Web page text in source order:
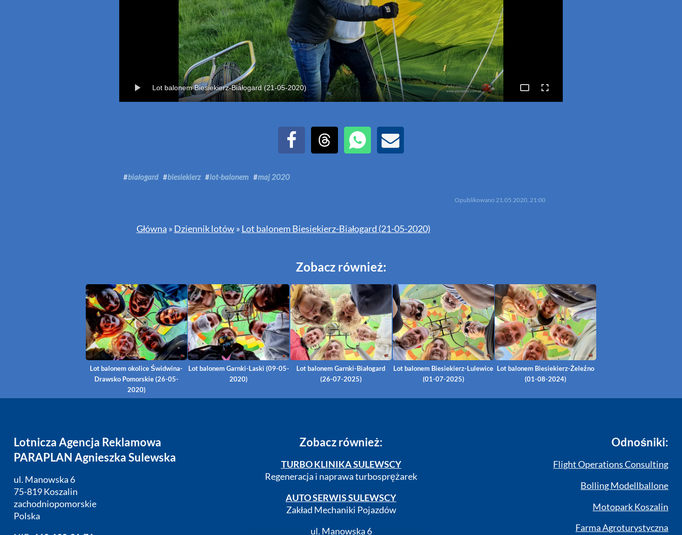
Lot balonem Biesiekierz-Białogard (21-05-2020)
#białogard #biesiekierz #lot-balonem #maj 2020
Opublikowano 21.05.2020, 21:00
Główna » Dziennik lotów » Lot balonem Biesiekierz-Białogard (21-05-2020)
Zobacz również:
Lot balonem okolice Świdwina-
Drawsko Pomorskie (26-05-
2020)
Lot balonem Garnki-Laski (09-05-
2020)
Lot balonem Garnki-Białogard
(26-07-2025)
Lot balonem Biesiekierz-Lulewice
(01-07-2025)
Lot balonem Biesiekierz-Żeleźno
(01-08-2024)
Lotnicza Agencja Reklamowa
PARAPLAN Agnieszka Sulewska
ul. Manowska 6
75-819 Koszalin
zachodniopomorskie
Polska
Zobacz również:
TURBO KLINIKA SULEWSCY
Regeneracja i naprawa turbosprężarek
AUTO SERWIS SULEWSCY
Zakład Mechaniki Pojazdów
ul. Manowska 6
Odnośniki:
Flight Operations Consulting
Bolling Modellballone
Motopark Koszalin
Farma Agroturystyczna